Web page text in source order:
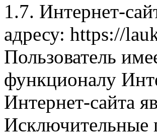
1.7. Интернет-
адресу: https://
Пользователь
функционалу
Интернет-сайта
Исключительные